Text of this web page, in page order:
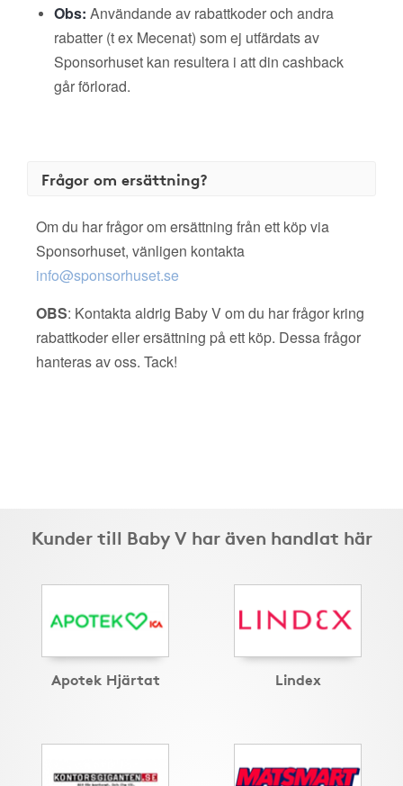
Obs: Användande av rabattkoder och andra
rabatter (t ex Mecenat) som ej utfärdats av
Sponsorhuset kan resultera i att din cashback
går förlorad.
Frågor om ersättning?
Om du har frågor om ersättning från ett köp via
Sponsorhuset, vänligen kontakta
info@sponsorhuset.se
OBS: Kontakta aldrig Baby V om du har frågor kring
rabattkoder eller ersättning på ett köp. Dessa frågor
hanteras av oss. Tack!
Kunder till Baby V har även handlat här
Apotek Hjärtat Lindex